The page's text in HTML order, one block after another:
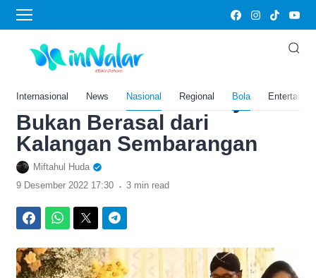
Internasional News Nasional Regional Bola
Home›Bola
Sosok Keluarga Erina
Gudono, Calon Besan
Presiden Jokowi Ternyata
Bukan Berasal dari
Kalangan Sembarangan
Miftahul Huda
9 Desember 2022 17:30 . 3 min read